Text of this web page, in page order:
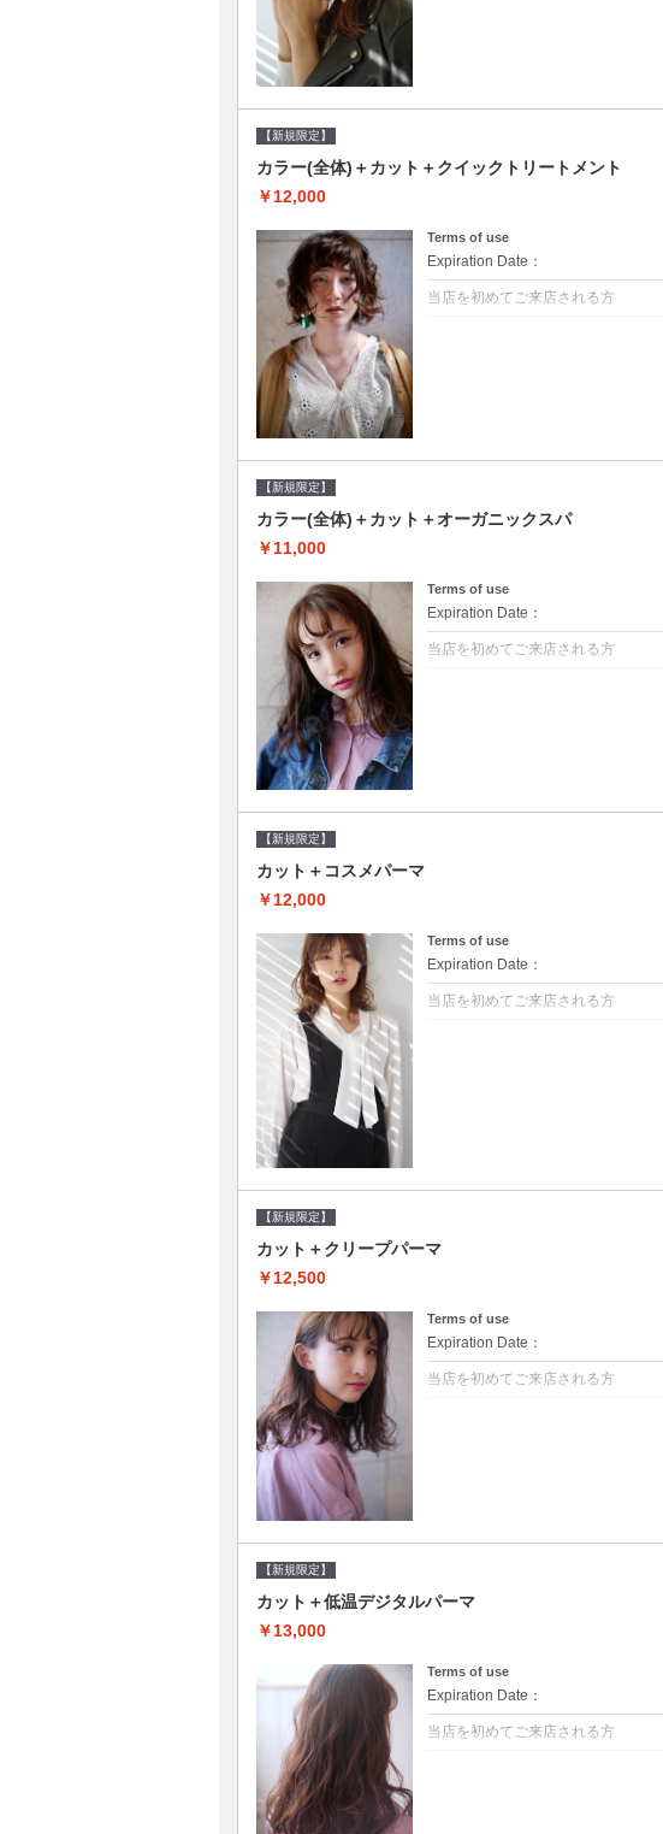
【新規限定】
カラー(全体)＋カット＋クイックトリートメント
￥12,000
Terms of use
Expiration Date：
当店を初めてご来店される方
【新規限定】
カラー(全体)＋カット＋オーガニックスパ
￥11,000
Terms of use
Expiration Date：
当店を初めてご来店される方
【新規限定】
カット＋コスメパーマ
￥12,000
Terms of use
Expiration Date：
当店を初めてご来店される方
【新規限定】
カット＋クリープパーマ
￥12,500
Terms of use
Expiration Date：
当店を初めてご来店される方
【新規限定】
カット＋低温デジタルパーマ
￥13,000
Terms of use
Expiration Date：
当店を初めてご来店される方